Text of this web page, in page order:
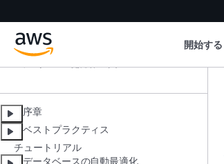
開始する
Amazon Redshift
序章
ベストプラクティス
チュートリアル
データベースの自動最適化